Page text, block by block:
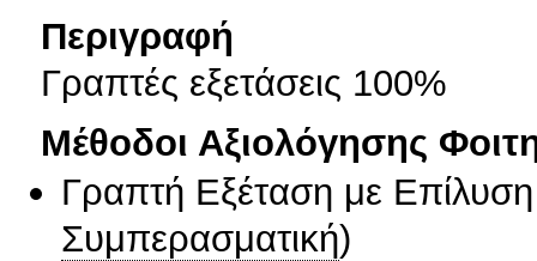
Περιγραφή
Γραπτές εξετάσεις 100%
Μέθοδοι Αξιολόγησης
Γραπτή Εξέταση με
Συμπερασματική)